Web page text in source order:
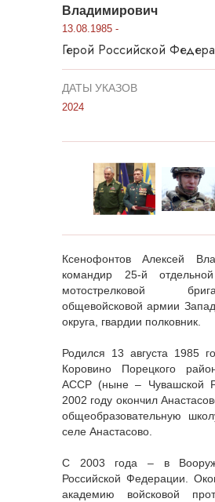
Владимирович
13.08.1985 -
Герой Российской
ДАТЫ УКАЗОВ
2024
Ксенофонтов Алексей
командир 25-й отдельной
мотострелковой
общевойсковой армии
округа, гвардии полковник.
Родился 13 августа 1985
Коровино Порецкого
АССР (ныне – Чувашской
2002 году окончил
общеобразовательную
селе Анастасово.
С 2003 года – в
Российской Федерации.
академию войсковой